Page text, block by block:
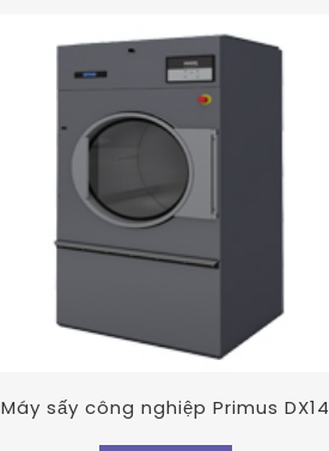
Máy sấy công nghiệp Primus DX14